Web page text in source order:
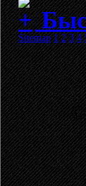
Sitemap 1 2 3 4
©